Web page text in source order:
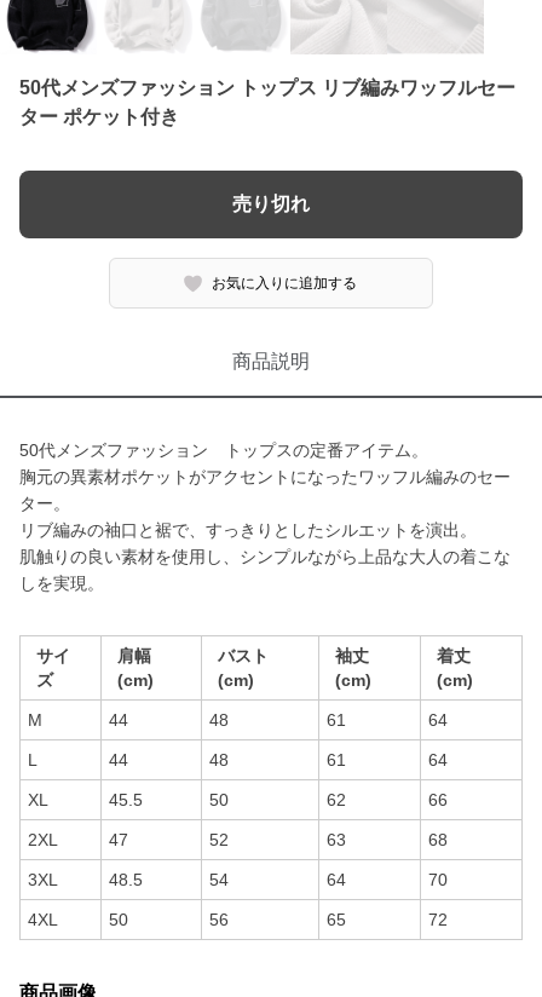
50代メンズファッション トップス リブ編みワッフルセー
ター ポケット付き
売り切れ
お気に入りに追加する
商品説明
50代メンズファッション トップスの定番アイテム。
胸元の異素材ポケットがアクセントになったワッフル編みのセー
ター。
リブ編みの袖口と裾で、すっきりとしたシルエットを演出。
肌触りの良い素材を使用し、シンプルながら上品な大人の着こな
しを実現。
サイ
ズ
肩幅
(cm)
バスト
(cm)
袖丈
(cm)
着丈
(cm)
M 44 48 61 64
L 44 48 61 64
XL 45.5 50 62 66
2XL 47 52 63 68
3XL 48.5 54 64 70
4XL 50 56 65 72
商品画像